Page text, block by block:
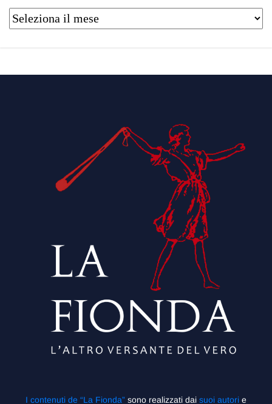
I contenuti de “La Fionda” sono realizzati dai suoi autori e